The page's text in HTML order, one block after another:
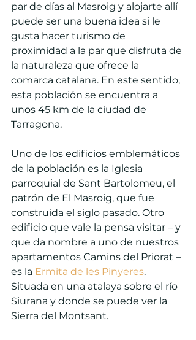
par de días al Masroig y alojarte allí
puede ser una buena idea si le
gusta hacer turismo de
proximidad a la par que disfruta de
la naturaleza que ofrece la
comarca catalana. En este sentido,
esta población se encuentra a
unos 45 km de la ciudad de
Tarragona.
Uno de los edificios emblemáticos
de la población es la Iglesia
parroquial de Sant Bartolomeu, el
patrón de El Masroig, que fue
construida el siglo pasado. Otro
edificio que vale la pensa visitar – y
que da nombre a uno de nuestros
apartamentos Camins del Priorat –
es la Ermita de les Pinyeres.
Situada en una atalaya sobre el río
Siurana y donde se puede ver la
Sierra del Montsant.